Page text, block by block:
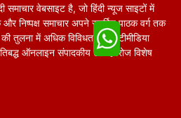
समाचार वेबसाइट है, जो हिंदी न्यूज साइटों में
निष्पक्ष समाचार अपने समर्पित पाठक वर्ग तक
तुलना में अधिक विविधतापूर्ण मल्टीमीडिया
ऑनलाइन संपादकीय टीम हररोज विशेष